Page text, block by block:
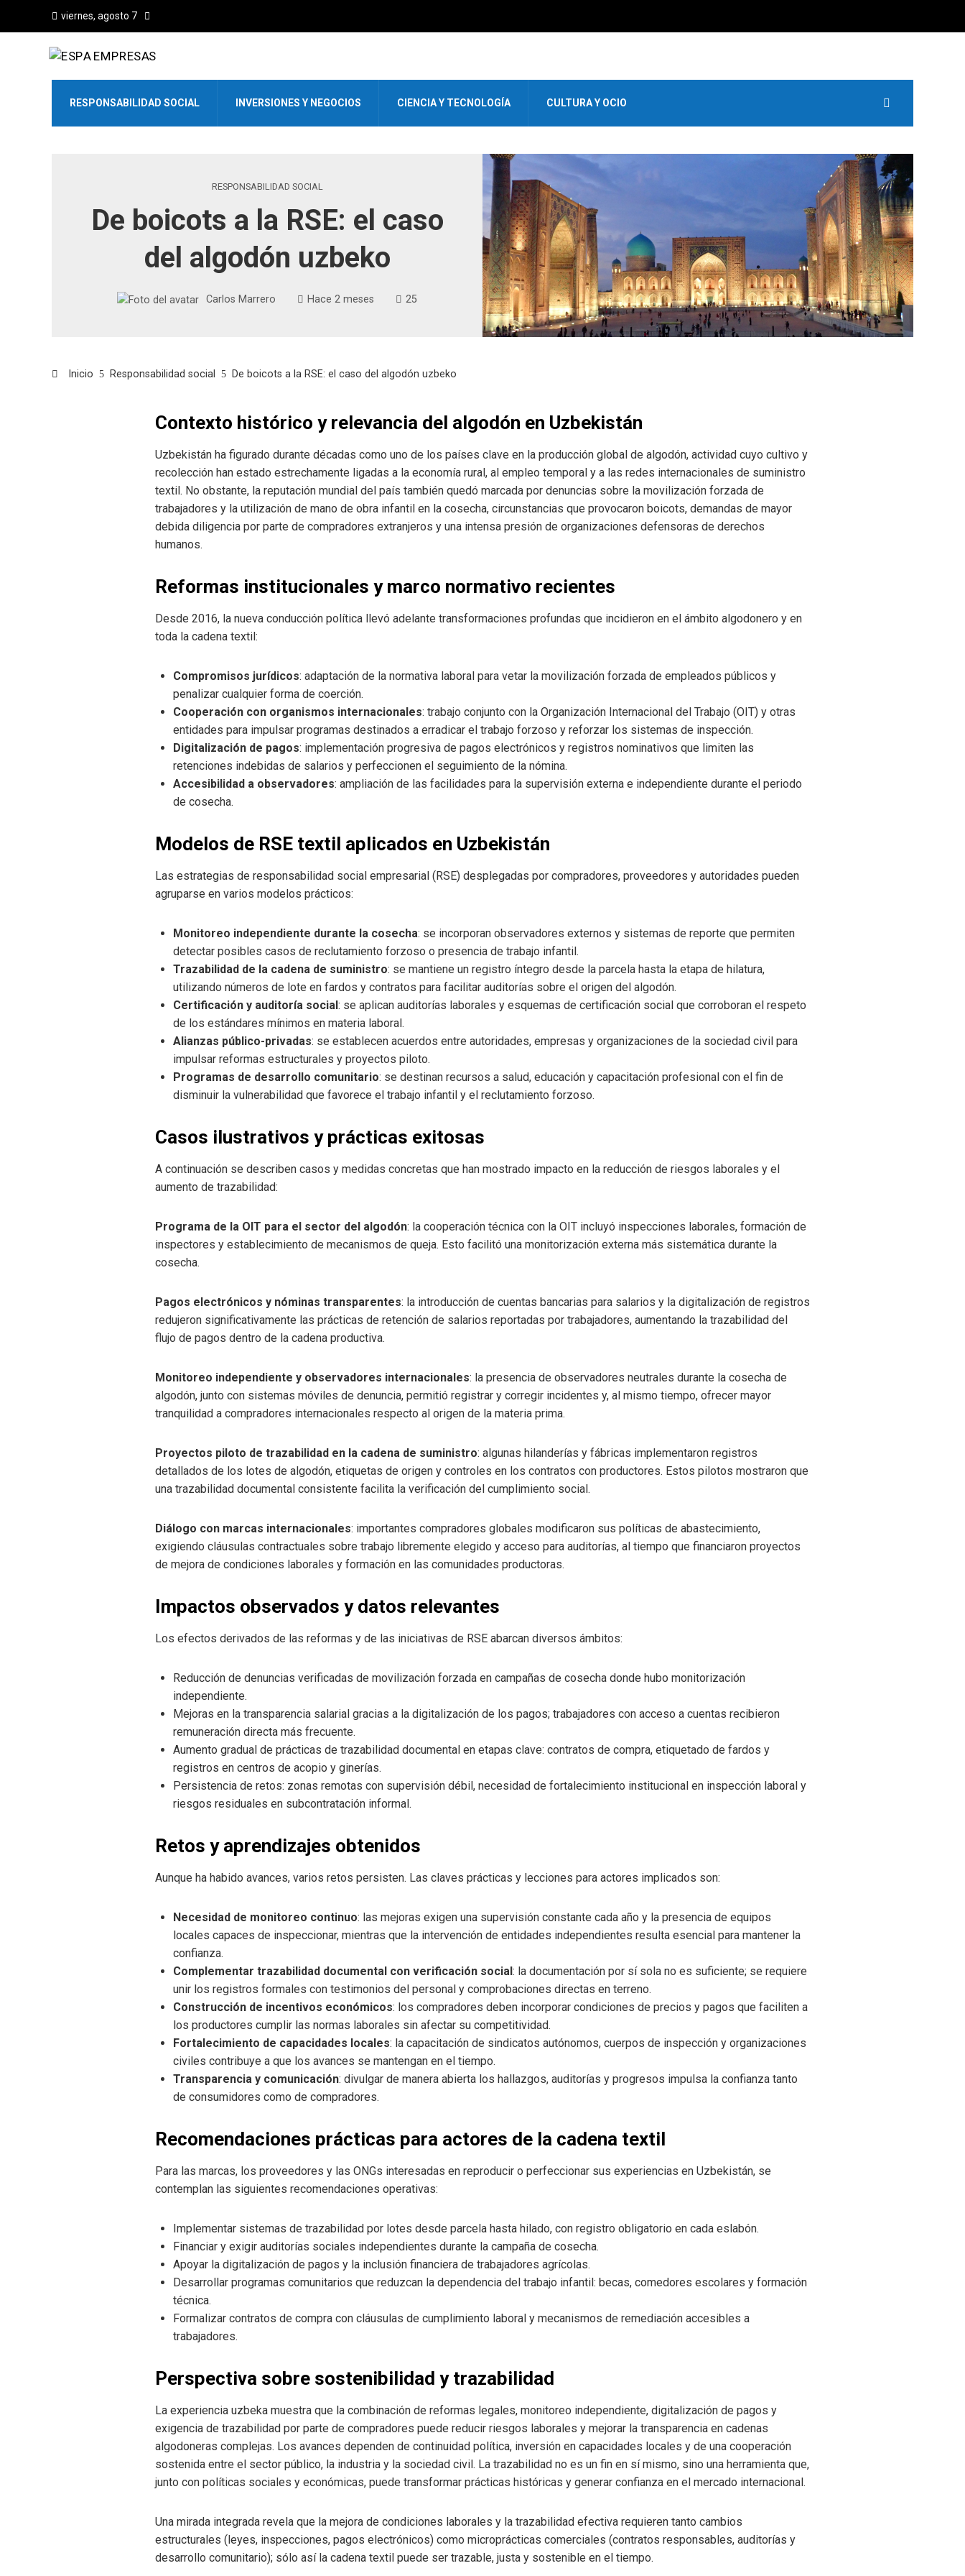
viernes, agosto 7
RESPONSABILIDAD SOCIAL INVERSIONES Y NEGOCIOS CIENCIA Y TECNOLOGÍA CULTURA Y OCIO
RESPONSABILIDAD SOCIAL
De boicots a la RSE: el caso
del algodón uzbeko
Carlos Marrero Hace 2 meses 25
Inicio Responsabilidad social De boicots a la RSE: el caso del algodón uzbeko
Contexto histórico y relevancia del algodón en Uzbekistán
Uzbekistán ha figurado durante décadas como uno de los países clave en la producción global de algodón, actividad cuyo cultivo y
recolección han estado estrechamente ligadas a la economía rural, al empleo temporal y a las redes internacionales de suministro
textil. No obstante, la reputación mundial del país también quedó marcada por denuncias sobre la movilización forzada de
trabajadores y la utilización de mano de obra infantil en la cosecha, circunstancias que provocaron boicots, demandas de mayor
debida diligencia por parte de compradores extranjeros y una intensa presión de organizaciones defensoras de derechos
humanos.
Reformas institucionales y marco normativo recientes
Desde 2016, la nueva conducción política llevó adelante transformaciones profundas que incidieron en el ámbito algodonero y en
toda la cadena textil:
Compromisos jurídicos: adaptación de la normativa laboral para vetar la movilización forzada de empleados públicos y
penalizar cualquier forma de coerción.
Cooperación con organismos internacionales: trabajo conjunto con la Organización Internacional del Trabajo (OIT) y otras
entidades para impulsar programas destinados a erradicar el trabajo forzoso y reforzar los sistemas de inspección.
Digitalización de pagos: implementación progresiva de pagos electrónicos y registros nominativos que limiten las
retenciones indebidas de salarios y perfeccionen el seguimiento de la nómina.
Accesibilidad a observadores: ampliación de las facilidades para la supervisión externa e independiente durante el periodo
de cosecha.
Modelos de RSE textil aplicados en Uzbekistán
Las estrategias de responsabilidad social empresarial (RSE) desplegadas por compradores, proveedores y autoridades pueden
agruparse en varios modelos prácticos:
Monitoreo independiente durante la cosecha: se incorporan observadores externos y sistemas de reporte que permiten
detectar posibles casos de reclutamiento forzoso o presencia de trabajo infantil.
Trazabilidad de la cadena de suministro: se mantiene un registro íntegro desde la parcela hasta la etapa de hilatura,
utilizando números de lote en fardos y contratos para facilitar auditorías sobre el origen del algodón.
Certificación y auditoría social: se aplican auditorías laborales y esquemas de certificación social que corroboran el respeto
de los estándares mínimos en materia laboral.
Alianzas público-privadas: se establecen acuerdos entre autoridades, empresas y organizaciones de la sociedad civil para
impulsar reformas estructurales y proyectos piloto.
Programas de desarrollo comunitario: se destinan recursos a salud, educación y capacitación profesional con el fin de
disminuir la vulnerabilidad que favorece el trabajo infantil y el reclutamiento forzoso.
Casos ilustrativos y prácticas exitosas
A continuación se describen casos y medidas concretas que han mostrado impacto en la reducción de riesgos laborales y el
aumento de trazabilidad:
Programa de la OIT para el sector del algodón: la cooperación técnica con la OIT incluyó inspecciones laborales, formación de
inspectores y establecimiento de mecanismos de queja. Esto facilitó una monitorización externa más sistemática durante la
cosecha.
Pagos electrónicos y nóminas transparentes: la introducción de cuentas bancarias para salarios y la digitalización de registros
redujeron significativamente las prácticas de retención de salarios reportadas por trabajadores, aumentando la trazabilidad del
flujo de pagos dentro de la cadena productiva.
Monitoreo independiente y observadores internacionales: la presencia de observadores neutrales durante la cosecha de
algodón, junto con sistemas móviles de denuncia, permitió registrar y corregir incidentes y, al mismo tiempo, ofrecer mayor
tranquilidad a compradores internacionales respecto al origen de la materia prima.
Proyectos piloto de trazabilidad en la cadena de suministro: algunas hilanderías y fábricas implementaron registros
detallados de los lotes de algodón, etiquetas de origen y controles en los contratos con productores. Estos pilotos mostraron que
una trazabilidad documental consistente facilita la verificación del cumplimiento social.
Diálogo con marcas internacionales: importantes compradores globales modificaron sus políticas de abastecimiento,
exigiendo cláusulas contractuales sobre trabajo libremente elegido y acceso para auditorías, al tiempo que financiaron proyectos
de mejora de condiciones laborales y formación en las comunidades productoras.
Impactos observados y datos relevantes
Los efectos derivados de las reformas y de las iniciativas de RSE abarcan diversos ámbitos:
Reducción de denuncias verificadas de movilización forzada en campañas de cosecha donde hubo monitorización
independiente.
Mejoras en la transparencia salarial gracias a la digitalización de los pagos; trabajadores con acceso a cuentas recibieron
remuneración directa más frecuente.
Aumento gradual de prácticas de trazabilidad documental en etapas clave: contratos de compra, etiquetado de fardos y
registros en centros de acopio y ginerías.
Persistencia de retos: zonas remotas con supervisión débil, necesidad de fortalecimiento institucional en inspección laboral y
riesgos residuales en subcontratación informal.
Retos y aprendizajes obtenidos
Aunque ha habido avances, varios retos persisten. Las claves prácticas y lecciones para actores implicados son:
Necesidad de monitoreo continuo: las mejoras exigen una supervisión constante cada año y la presencia de equipos
locales capaces de inspeccionar, mientras que la intervención de entidades independientes resulta esencial para mantener la
confianza.
Complementar trazabilidad documental con verificación social: la documentación por sí sola no es suficiente; se requiere
unir los registros formales con testimonios del personal y comprobaciones directas en terreno.
Construcción de incentivos económicos: los compradores deben incorporar condiciones de precios y pagos que faciliten a
los productores cumplir las normas laborales sin afectar su competitividad.
Fortalecimiento de capacidades locales: la capacitación de sindicatos autónomos, cuerpos de inspección y organizaciones
civiles contribuye a que los avances se mantengan en el tiempo.
Transparencia y comunicación: divulgar de manera abierta los hallazgos, auditorías y progresos impulsa la confianza tanto
de consumidores como de compradores.
Recomendaciones prácticas para actores de la cadena textil
Para las marcas, los proveedores y las ONGs interesadas en reproducir o perfeccionar sus experiencias en Uzbekistán, se
contemplan las siguientes recomendaciones operativas:
Implementar sistemas de trazabilidad por lotes desde parcela hasta hilado, con registro obligatorio en cada eslabón.
Financiar y exigir auditorías sociales independientes durante la campaña de cosecha.
Apoyar la digitalización de pagos y la inclusión financiera de trabajadores agrícolas.
Desarrollar programas comunitarios que reduzcan la dependencia del trabajo infantil: becas, comedores escolares y formación
técnica.
Formalizar contratos de compra con cláusulas de cumplimiento laboral y mecanismos de remediación accesibles a
trabajadores.
Perspectiva sobre sostenibilidad y trazabilidad
La experiencia uzbeka muestra que la combinación de reformas legales, monitoreo independiente, digitalización de pagos y
exigencia de trazabilidad por parte de compradores puede reducir riesgos laborales y mejorar la transparencia en cadenas
algodoneras complejas. Los avances dependen de continuidad política, inversión en capacidades locales y de una cooperación
sostenida entre el sector público, la industria y la sociedad civil. La trazabilidad no es un fin en sí mismo, sino una herramienta que,
junto con políticas sociales y económicas, puede transformar prácticas históricas y generar confianza en el mercado internacional.
Una mirada integrada revela que la mejora de condiciones laborales y la trazabilidad efectiva requieren tanto cambios
estructurales (leyes, inspecciones, pagos electrónicos) como microprácticas comerciales (contratos responsables, auditorías y
desarrollo comunitario); sólo así la cadena textil puede ser trazable, justa y sostenible en el tiempo.